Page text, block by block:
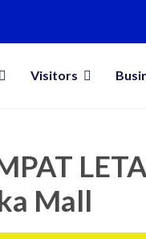
Visitors
Mall